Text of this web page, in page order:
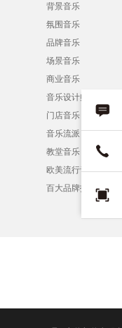
背景音乐
氛围音乐
品牌音乐
场景音乐
商业音乐
音乐设计师
门店音乐
音乐流派
教堂音乐
欧美流行音乐
百大品牌招募